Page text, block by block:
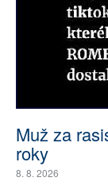
Muž za
roky
8. 8. 2026